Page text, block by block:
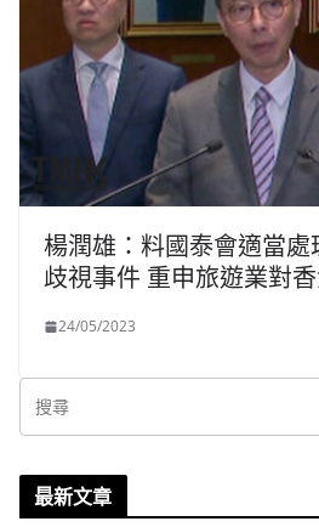
楊潤雄：料國泰會適當
歧視事件 重申旅遊業對
24/05/2023
最新文章